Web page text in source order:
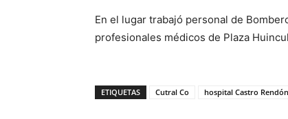
En el lugar trabajó personal de
profesionales médicos de Plaza
ETIQUETAS Cutral Co hospital Castro Rendón